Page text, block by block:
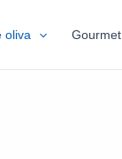
oliva Gourmet